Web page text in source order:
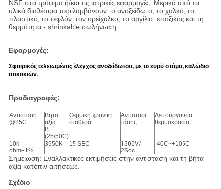
NSF στα τρόφιμα ή/και τις ιατρικές εφαρμογές. Μερικά από τα
υλικά διαθέσιμα περιλαμβάνουν το ανοξείδωτο, το χαλκό, το
πλαστικό, το τεφλόν, τον ορείχαλκο, το αργίλιο, εποξικός και τη
θερμότητα - shrinkable σωλήνωση.
Εφαρμογές:
Σφαιρικός τελειωμένος έλεγχος ανοξείδωτου, με το ευρύ στόμα, καλώδιο
σακακιών.
Προδιαγραφές:
Αντίσταση
@25C
Βήτα
αξία
Β
(25/50C)
Θερμική χρονική
σταθερά
Αντίσταση
τάσης
Λειτουργούσα
θερμοκρασία
10k
ohm±1%
3950K 15 SEC
1500V/
2Sec
-40C~+105C
Σημείωση: Εναλλακτικές εκτιμήσεις στην αντίσταση και τη βήτα
αξία κατόπιν αιτήσεως.
Σχέδιο